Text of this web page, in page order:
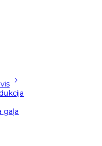
gaļa